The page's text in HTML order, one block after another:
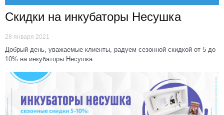
Скидки на инкубаторы Несушка
28 января 2021
Добрый день, уважаемые клиенты, радуем сезонной скидкой от 5 до
10% на инкубаторы Несушка